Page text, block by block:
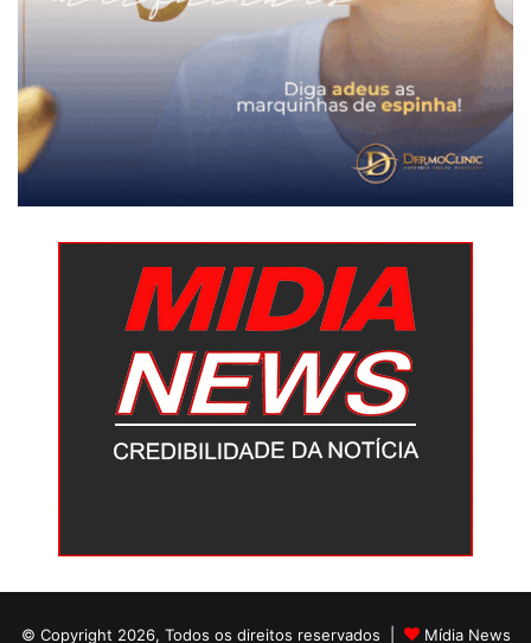
© Copyright 2026, Todos os direitos reservados | Mídia News